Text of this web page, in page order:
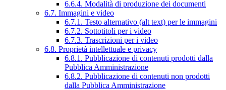
6.6.4. Modalità di produzione dei documenti
6.7. Immagini e video
6.7.1. Testo alternativo (alt text) per le immagini
6.7.2. Sottotitoli per i video
6.7.3. Trascrizioni per i video
6.8. Proprietà intellettuale e privacy
6.8.1. Pubblicazione di contenuti prodotti dalla
Pubblica Amministrazione
6.8.2. Pubblicazione di contenuti non prodotti
dalla Pubblica Amministrazione